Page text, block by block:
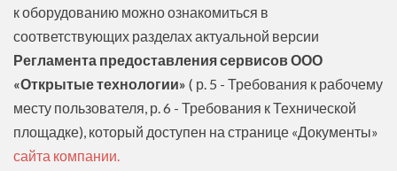
к оборудованию можно ознакомиться в
соответствующих разделах актуальной версии
Регламента предоставления сервисов ООО
«Открытые технологии» ( р. 5 - Требования к рабочему
месту пользователя, р. 6 - Требования к Технической
площадке), который доступен на странице «Документы»
сайта компании.